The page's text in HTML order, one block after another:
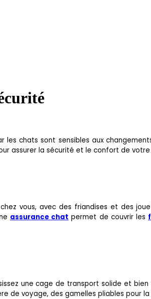
chats sont sensibles aux
assurer la sécurité et le confort de votre
vous, avec des friandises et des
assurance chat permet de couvrir les
une cage de transport solide et
voyage, des gamelles pliables pour